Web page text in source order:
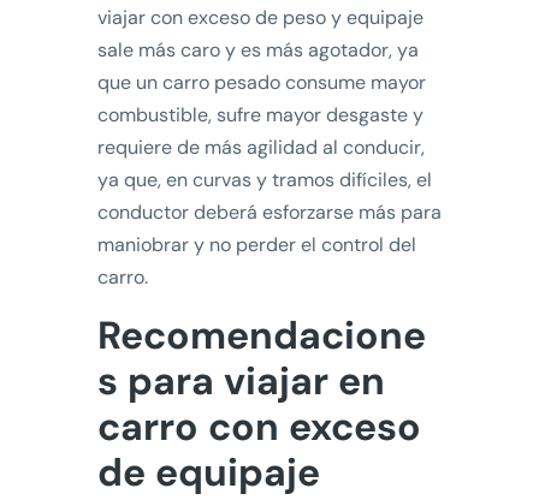
viajar con exceso de peso y equipaje
sale más caro y es más agotador, ya
que un carro pesado consume mayor
combustible, sufre mayor desgaste y
requiere de más agilidad al conducir,
ya que, en curvas y tramos difíciles, el
conductor deberá esforzarse más para
maniobrar y no perder el control del
carro.
Recomendacione
s para viajar en
carro con exceso
de equipaje